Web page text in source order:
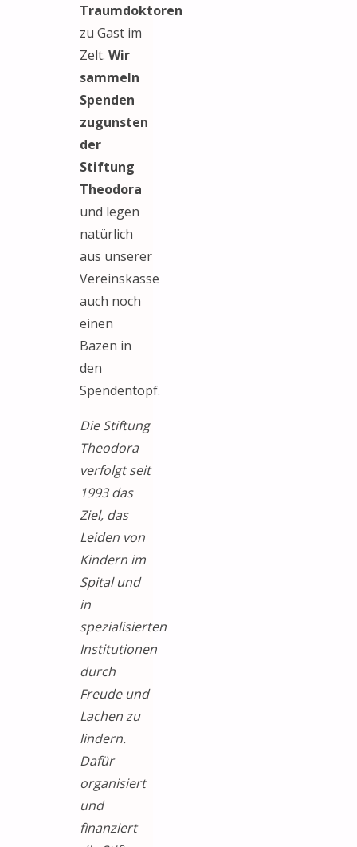
Traumdoktoren
zu Gast im
Zelt. Wir
sammeln
Spenden
zugunsten
der
Stiftung
Theodora
und legen
natürlich
aus unserer
Vereinskasse
auch noch
einen
Bazen in
den
Spendentopf.
Die Stiftung
Theodora
verfolgt seit
1993 das
Ziel, das
Leiden von
Kindern im
Spital und
in
spezialisierten
Institutionen
durch
Freude und
Lachen zu
lindern.
Dafür
organisiert
und
finanziert